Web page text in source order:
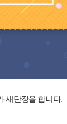
새단장을 합니다.